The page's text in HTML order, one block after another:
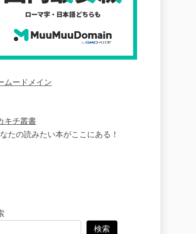
ムードメイン
キチ叢書
たの読みたい本がここにある！
検索